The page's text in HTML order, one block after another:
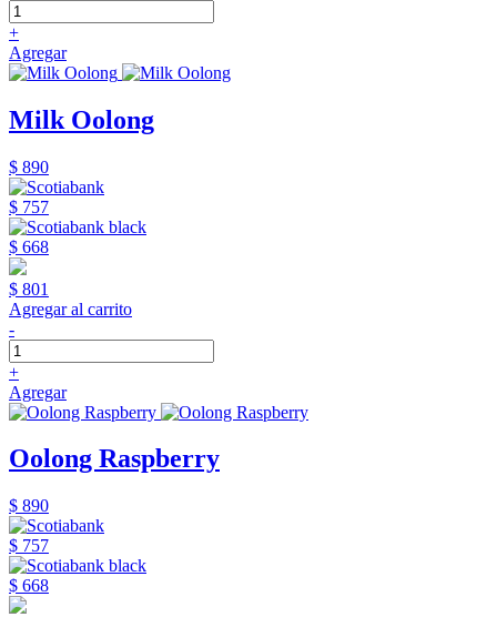
+
Agregar
Milk Oolong
$ 890
$ 757
$ 668
$ 801
Agregar al carrito
-
+
Agregar
Oolong Raspberry
$ 890
$ 757
$ 668